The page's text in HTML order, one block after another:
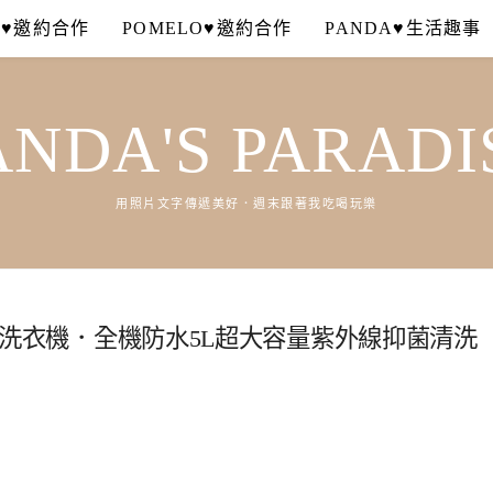
邀約合作 POMELO♥邀約合作 PANDA♥生活趣事
用照片文字傳遞美好．週末跟著我吃喝玩樂
衣機．全機防水5L超大容量紫外線抑菌清洗